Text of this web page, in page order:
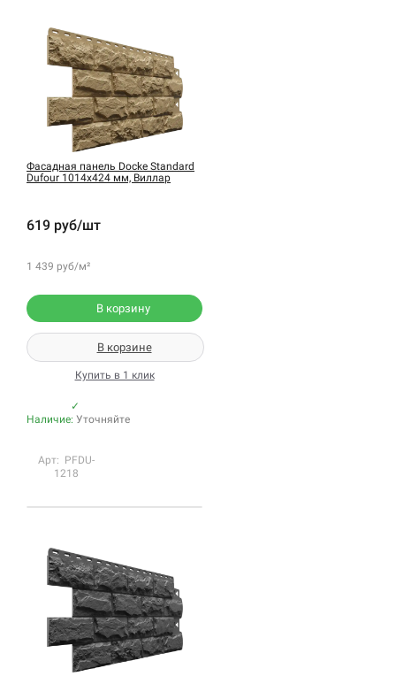
Фасадная панель Docke Standard
Dufour 1014х424 мм, Виллар
619 руб/шт
1 439 руб/м²
В корзину
В корзине
Купить в 1 клик
✓
Наличие: Уточняйте
Арт: PFDU-
1218